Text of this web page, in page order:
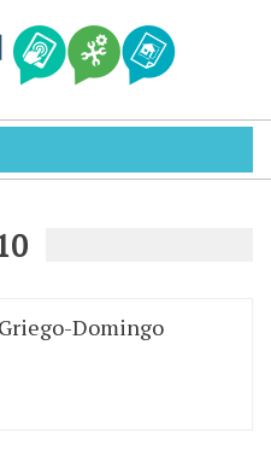
Domingo